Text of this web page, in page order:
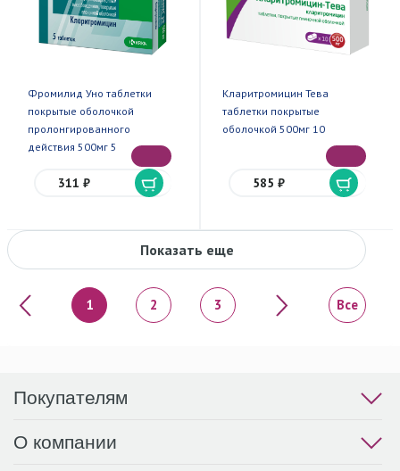
Фромилид Уно таблетки
покрытые оболочкой
пролонгированного
действия 500мг 5
311 ₽
Кларитромицин Тева
таблетки покрытые
оболочкой 500мг 10
585 ₽
Показать еще
1 2 3 Все
Покупателям
О компании